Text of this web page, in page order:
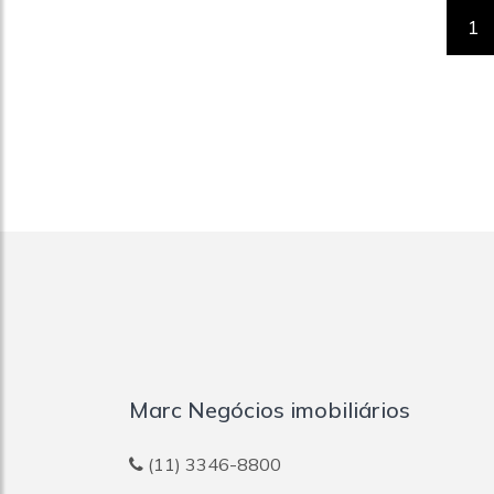
1
Marc Negócios imobiliários
(11) 3346-8800